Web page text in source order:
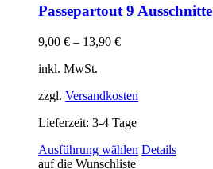
auf
der
Passepartout 9 Ausschnitte
9,00 € – 13,90 €
inkl. MwSt.
zzgl. Versandkosten
Lieferzeit: 3-4 Tage
Ausführung wählen Dieses
Details
auf die Wunschliste